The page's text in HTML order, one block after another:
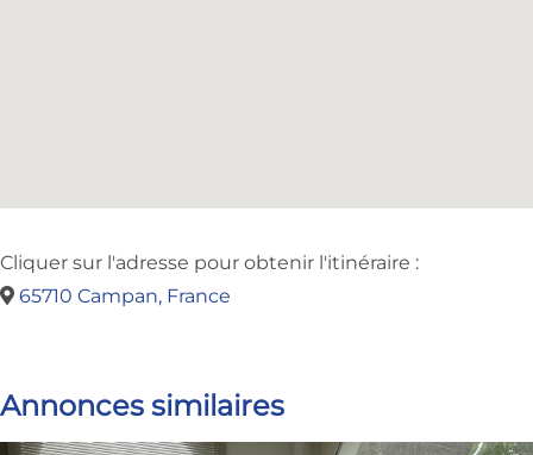
Cliquer sur l'adresse pour obtenir l'itinéraire :
65710 Campan, France
Annonces similaires